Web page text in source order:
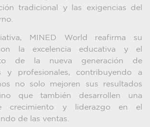
tradicional y las exigencias del
MINED World reafirma su
la excelencia educativa y el
de la nueva generación de
y profesionales, contribuyendo a
no solo mejoren sus resultados
que también desarrollen una
crecimiento y liderazgo en el
de las ventas.